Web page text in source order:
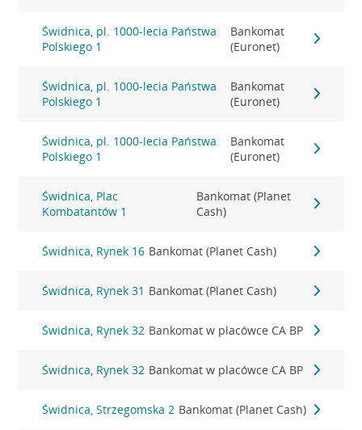
Świdnica, pl. 1000-lecia Państwa
Polskiego 1
Bankomat
(Euronet)
Świdnica, pl. 1000-lecia Państwa
Polskiego 1
Bankomat
(Euronet)
Świdnica, pl. 1000-lecia Państwa
Polskiego 1
Bankomat
(Euronet)
Świdnica, Plac
Kombatantów 1
Bankomat (Planet
Cash)
Świdnica, Rynek 16 Bankomat (Planet Cash)
Świdnica, Rynek 31 Bankomat (Planet Cash)
Świdnica, Rynek 32 Bankomat w placówce CA BP
Świdnica, Rynek 32 Bankomat w placówce CA BP
Świdnica, Strzegomska 2 Bankomat (Planet Cash)